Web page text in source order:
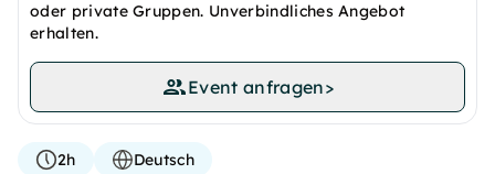
oder private Gruppen. Unverbindliches Angebot
erhalten.
Event anfragen>
2h
Deutsch